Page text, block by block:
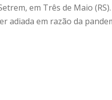
em Três de Maio
adiada em razão da